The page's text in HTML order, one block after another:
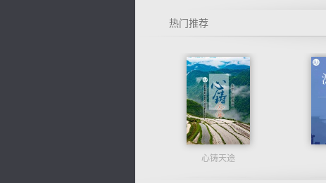
热门推荐
心铸天途